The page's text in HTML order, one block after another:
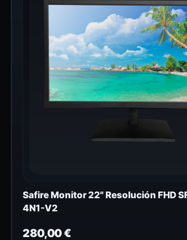
Safire Monitor 22" Resolución FHD
4N1-V2
280,00€